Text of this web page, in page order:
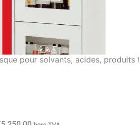
pour solvants, acides, produits